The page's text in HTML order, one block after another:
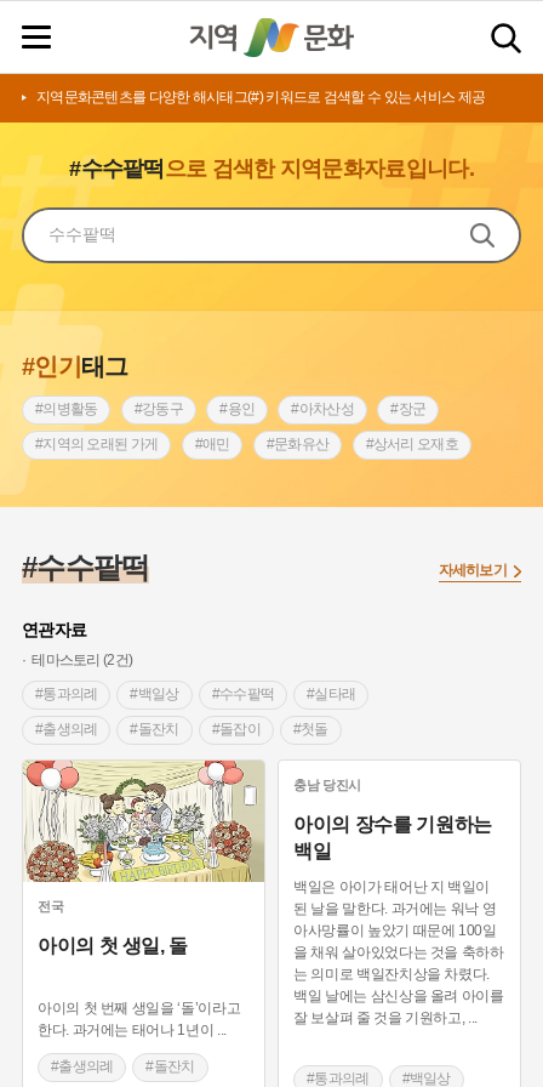
지역문화콘텐츠를 다양한 해시태그(#) 키워드로 검색할 수 있는 서비스 제공
#수수팥떡 으로 검색한 지역문화자료입니다.
#인기태그
#의병활동 #강동구 #용인 #아차산성 #장군
#지역의 오래된 가게 #애민 #문화유산 #상서리 오재호
#허준 #28독립선언 #지명유래
#여성독립운동가
#백년가게
#단지 #설화 #인물설화 #대한애국부인회
#고구마 #김마리아 #바위설화 #인천
#강진 #블루리본 #전설 #조선시대 문신
#여성 독립운동가 #지역의 설화 #성곽
#내시 #내성 #먼우금 #징채 #제주도설화 #영산강
#대한민국임시정부 #강서구 #마을
#부산 #용인의 전설 #여성의원 #풍속
#경기도설화 #남자현 #동화 #임시의정원
#공예품 #영산포
#수수팥떡
연관자료
테마스토리 (2건)
#통과의례
#백일상 #수수팥떡 #실타래
#출생의례 #돌잔치 #돌잡이 #첫돌
자세히보기
전국
아이의 첫 생일, 돌
아이의 첫 번째 생일을 ‘돌’이라고
한다. 과거에는 태어나 1년이
#출생의례 #돌잔치
충남 당진시
아이의 장수를 기원하는
백일
백일은 아이가 태어난 지 백일이
된 날을 말한다. 과거에는 워낙 영
아사망률이 높았기 때문에 100일
을 채워 살아있었다는 것을 축하하
는 의미로 백일잔치상을 차렸다.
백일 날에는 삼신상을 올려 아이를
잘 보살펴 줄 것을 기원하고,
#통과의례 #백일상